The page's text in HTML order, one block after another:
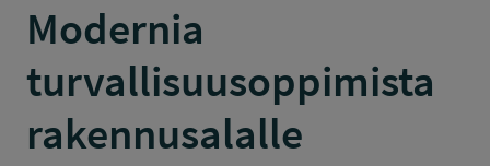
Modernia
turvallisuusoppimista
rakennusalalle